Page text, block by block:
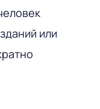
или